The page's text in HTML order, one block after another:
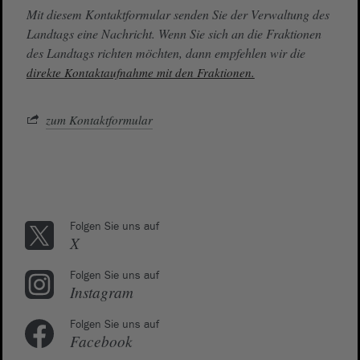
Mit diesem Kontaktformular senden Sie der Verwaltung des
Landtags eine Nachricht. Wenn Sie sich an die Fraktionen
des Landtags richten möchten, dann empfehlen wir die
direkte Kontaktaufnahme mit den Fraktionen.
zum Kontaktformular
Folgen Sie uns auf
X
Folgen Sie uns auf
Instagram
Folgen Sie uns auf
Facebook